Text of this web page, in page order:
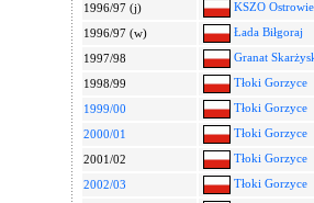
1996/97 (j)
KSZO
1996/97 (w)
Łada Biłgoraj
1997/98
Granat
1998/99
Tłoki Gorzyce
1999/00
Tłoki Gorzyce
2000/01
Tłoki Gorzyce
2001/02
Tłoki Gorzyce
2002/03
Tłoki Gorzyce